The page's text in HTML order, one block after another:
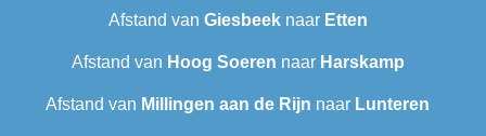
Afstand van Giesbeeknaar Etten
Afstand van Hoog Soeren naar Harskamp
Afstand van Millingen aan de Rijn naar Lunteren